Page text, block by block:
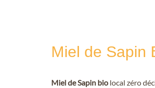
Miel de Sapin
Miel de Sapin biolocal zéro